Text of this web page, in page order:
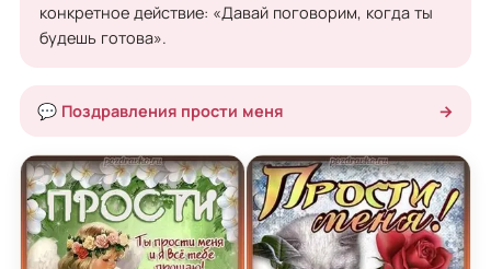
конкретное действие: «Давай поговорим, когда ты
будешь готова».
💬 Поздравления прости меня →